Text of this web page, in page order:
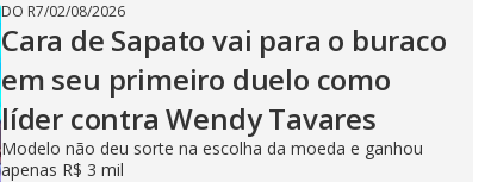
DO R7/02/08/2026
Cara de Sapato vai para o buraco
em seu primeiro duelo como
líder contra Wendy Tavares
Modelo não deu sorte na escolha da moeda e ganhou
apenas R$ 3 mil